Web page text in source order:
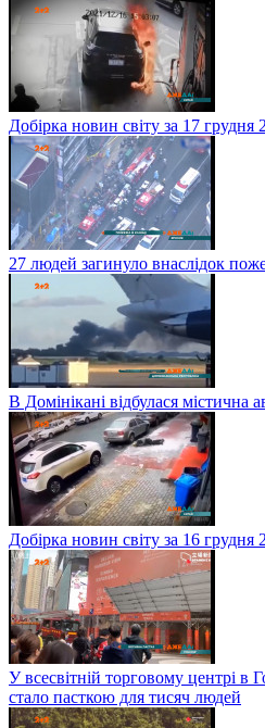
Добірка новин світу за 17 грудня
27 людей загинуло внаслідок
В Домінікані відбулася містична
Добірка новин світу за 16 грудня
У всесвітній торговому центрі в
стало пасткою для тисяч людей